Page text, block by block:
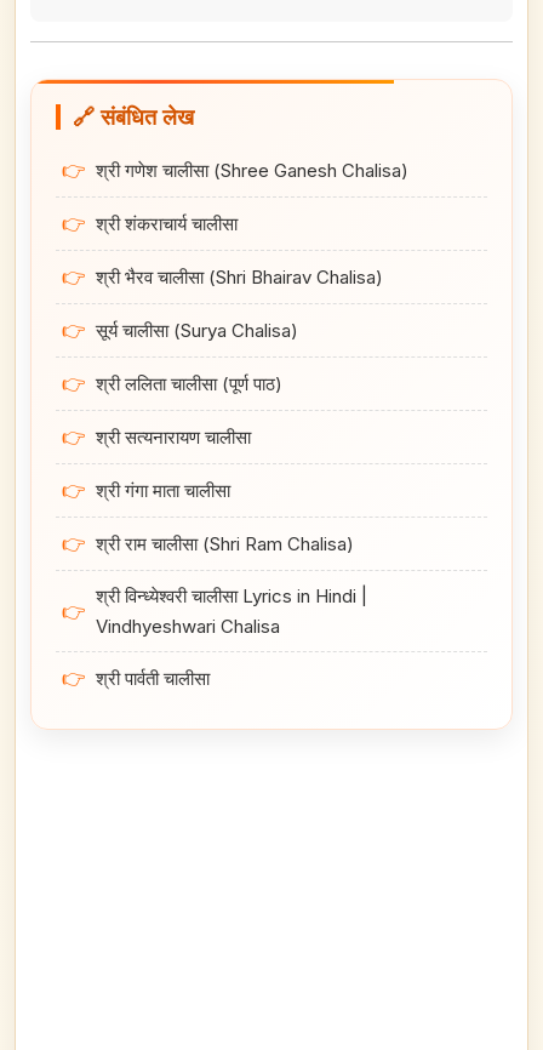
🔗 संबंधित लेख
👉 श्री गणेश चालीसा (Shree Ganesh Chalisa)
👉 श्री शंकराचार्य चालीसा
👉 श्री भैरव चालीसा (Shri Bhairav Chalisa)
👉 सूर्य चालीसा (Surya Chalisa)
👉 श्री ललिता चालीसा (पूर्ण पाठ)
👉 श्री सत्यनारायण चालीसा
👉 श्री गंगा माता चालीसा
👉 श्री राम चालीसा (Shri Ram Chalisa)
👉
श्री विन्ध्येश्वरी चालीसा Lyrics in Hindi |
Vindhyeshwari Chalisa
👉 श्री पार्वती चालीसा